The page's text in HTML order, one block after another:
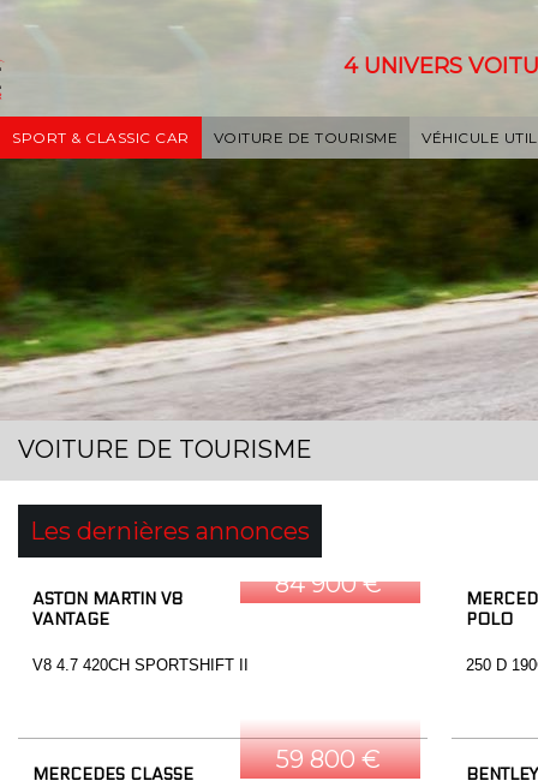
4 UNIVERS
SPORT & CLASSIC CAR VOITURE DE TOURISME VÉHICULE
VOITURE DE TOURISME
Les dernières annonces
84 900 €
ASTON MARTIN V8
VANTAGE
V8 4.7 420CH SPORTSHIFT II
POLO
250 D
59 800 €
MERCEDES CLASSE
BENTLEY